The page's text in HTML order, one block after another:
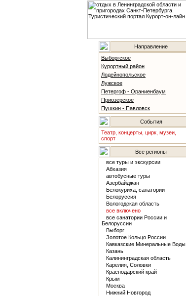
Направление
Выборгское
Курортный район
Лодейнопольское
Лужское
Петергоф - Ораниенбаум
Приозерское
Пушкин - Павловск
События
Театр, концерты, цирк, музеи,
спорт
Все регионы
все туры и экскурсии
Абхазия
автобусные туры
Азербайджан
Белокуриха, санатории
Белоруссия
Вологодская область
все включено
все санатории России и
Белоруссии
Выборг
Золотое Кольцо России
Кавказские Минеральные Воды
Казань
Калининградская область
Карелия, Соловки
Краснодарский край
Крым
Москва
Нижний Новгород